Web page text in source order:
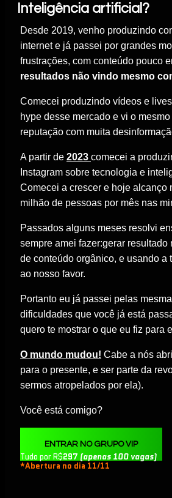
Inteligência artificial?
Desde 2019, venho produzindo
internet e já passei por grandes
frustrações, com conteúdo pouco
resultados não vindo mesmo
Comecei produzindo vídeos e
hype desse mercado e vi o mesmo
reputação com muita
A partir de 2023 comecei a
Instagram sobre tecnologia e
Comecei a crescer e hoje alcanço
milhão de pessoas por mês nas
Passados alguns meses resolvi
sempre amei fazer:gerar resultado
de conteúdo orgânico, e usando a
ao nosso favor.
Portanto eu já passei pelas
dificuldades que você já está
quero te mostrar o que eu fiz para
O mundo mudou! Cabe a nós
para o presente, e ser parte da
sermos atropelados por ela).
Você está comigo?
ENTRAR NO GRUPO VIP
Tudo por R$297 (apenas 100 vagas)
*Abertura no dia 11/11